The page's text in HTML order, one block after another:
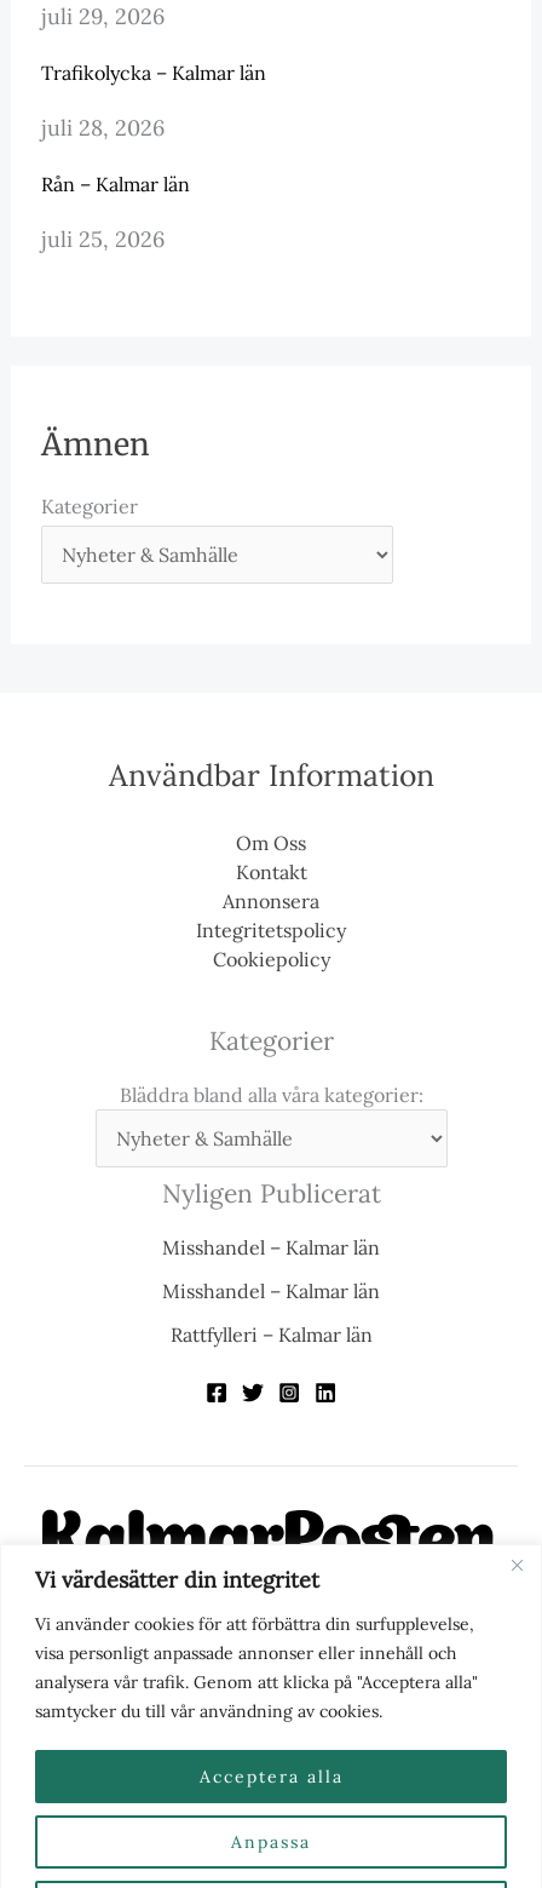
Vi värdesätter din integritet
Vi använder cookies för att förbättra din surfupplevelse,
visa personligt anpassade annonser eller innehåll och
analysera vår trafik. Genom att klicka på "Acceptera alla"
samtycker du till vår användning av cookies.
Anpassa
Acceptera alla
juli 29, 2026
Trafikolycka – Kalmar län
juli 28, 2026
Rån – Kalmar län
juli 25, 2026
Ämnen
Kategorier
Användbar Information
Om Oss
Kontakt
Annonsera
Integritetspolicy
Cookiepolicy
Kategorier
Bläddra bland alla våra kategorier:
Nyligen Publicerat
Misshandel – Kalmar län
Misshandel – Kalmar län
Rattfylleri – Kalmar län
KalmarPosten är en modern lokalnyhetstidning på nätet. Med
fokus på Kalmarregionen, men också med blick för det större
perspektivet, vill vi vara din självklara kanal för nyheter,
berättelser och engagemang. KalmarPosten grundades 1988 och
fick nya ägare 2025.
Nyhetstips eller frågor?Kontakta oss
2026 | Kalmarposten.se |Se alla Kategorier & Ämnen